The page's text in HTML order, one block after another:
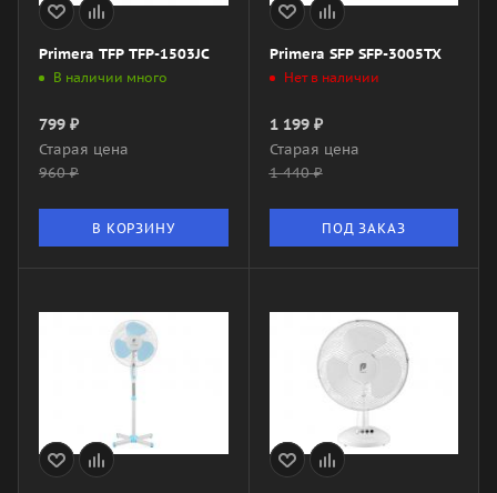
Primera TFP TFP-1503JC
В наличии много
799 ₽
Старая цена
960₽
В КОРЗИНУ
Primera SFP SFP-3005TX
Нет в наличии
1 199₽
Старая цена
1 440₽
ПОД ЗАКАЗ